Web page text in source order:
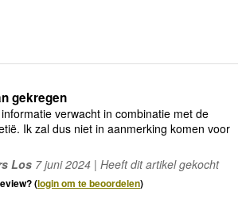
gekregen
verwacht in combinatie met de
Ik zal dus niet in aanmerking komen voor
Los 7 juni 2024 | Heeft dit artikel gekocht
(login om te beoordelen)